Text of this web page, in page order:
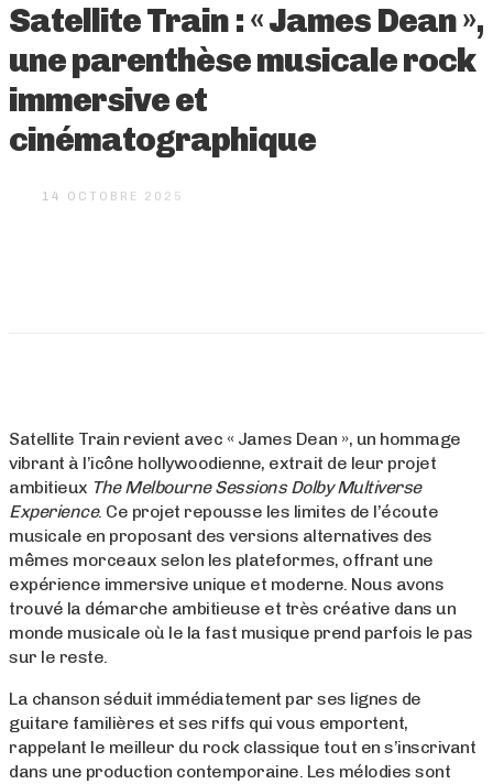
Satellite Train : « James Dean »,
une parenthèse musicale rock
immersive et
cinématographique
14 OCTOBRE 2025
Satellite Train revient avec « James Dean », un hommage
vibrant à l’icône hollywoodienne, extrait de leur projet
ambitieux The Melbourne Sessions Dolby Multiverse
Experience. Ce projet repousse les limites de l’écoute
musicale en proposant des versions alternatives des
mêmes morceaux selon les plateformes, offrant une
expérience immersive unique et moderne. Nous avons
trouvé la démarche ambitieuse et très créative dans un
monde musicale où le la fast musique prend parfois le pas
sur le reste.
La chanson séduit immédiatement par ses lignes de
guitare familières et ses riffs qui vous emportent,
rappelant le meilleur du rock classique tout en s’inscrivant
dans une production contemporaine. Les mélodies sont